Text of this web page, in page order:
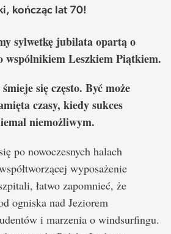
kończąc lat 70!
sylwetkę jubilata opartą o
wspólnikiem Leszkiem Piątkiem.
się często. Być może
czasy, kiedy sukces
niemożliwym.
po nowoczesnych halach
wyposażenie
łatwo zapomnieć, że
ogniska nad Jeziorem
i marzenia o windsurfingu.